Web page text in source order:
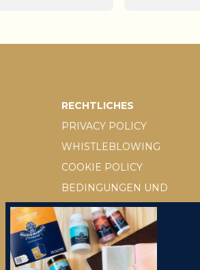
RECHTLICHES
PRIVACY POLICY
WHISTLEBLOWING
COOKIE POLICY
BEDINGUNGEN UND
KONDITIONEN
D.LGS 231/2001
RÜCKSENDEANFRAGE